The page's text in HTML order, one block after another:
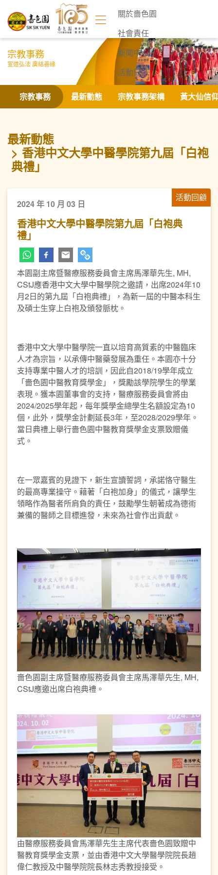
關於嗇色園
社會責任
新聞中心
活動日誌
聯絡我們
宗教事務
宣道弘法 廣結善緣
宗教事務 最新動態 宗教事務架構 黃大仙信
最新動態
香港中文大學中醫學院第九屆「白袍
典禮」
活動回顧
2024 年 10 月 03 日
香港中文大學中醫學院第九屆「白袍典
禮」
本園副主席暨醫療服務委員會主席馬澤華先生, MH,
CStJ應香港中文大學中醫學院之邀請，出席2024年10
月2日的第九屆「白袍典禮」，為新一屆的中醫本科生
及碩士生穿上白袍及頒發脈枕。
香港中文大學中醫學院一直以培育高質素的中醫臨床
人才為宗旨，以承傳中醫藥發展為重任。本園亦十分
支持專業中醫人才的培訓，因此自2018/19學年成立
「嗇色園中醫教育獎學金」，獎勵該學院學生的學業
表現。獲本園董事會的支持，醫療服務委員會將由
2024/2025學年起，每年獎學金總學生名額設定為10
個，此外，獎學金計劃延長3年，至2028/2029學年。
當日典禮上舉行嗇色園中醫教育獎學金支票致贈儀
式。
在一眾嘉賓的見證下，新生宣讀誓詞，承諾恪守醫生
的最高專業操守。藉著「白袍加身」的儀式，讓學生
領略作為醫者所肩負的責任，鼓勵學生朝著成為德術
兼備的醫師之目標進發，未來為社會作出貢獻。
嗇色園副主席暨醫療服務委員會主席馬澤華先生, MH,
CStJ應邀出席白袍典禮。
由醫療服務委員會馬澤華先生主席代表嗇色園致贈中
醫教育獎學金支票，並由香港中文大學醫學院院長趙
偉仁教授及中醫學院院長林志秀教授接受。